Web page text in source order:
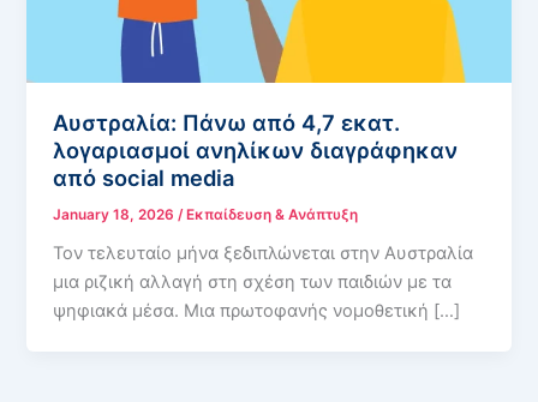
Αυστραλία: Πάνω από 4,7 εκατ.
λογαριασμοί ανηλίκων διαγράφηκαν
από social media
January 18, 2026 /Εκπαίδευση & Ανάπτυξη
Τον τελευταίο μήνα ξεδιπλώνεται στην Αυστραλία
μια ριζική αλλαγή στη σχέση των παιδιών με τα
ψηφιακά μέσα. Μια πρωτοφανής νομοθετική […]